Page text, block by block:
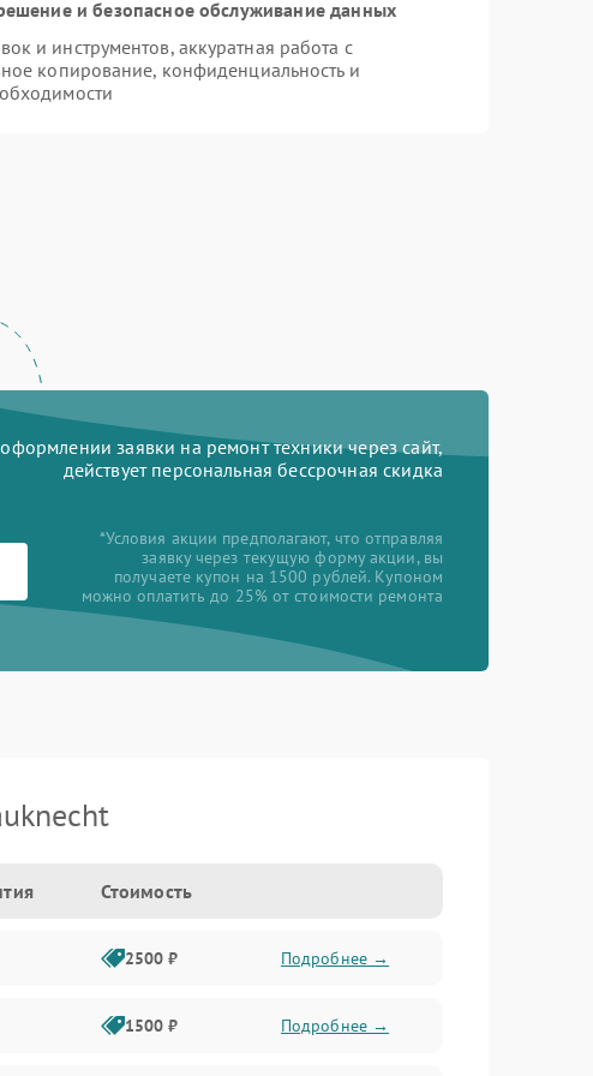
и безопасное обслуживание данных
и инструментов, аккуратная работа с
копирование, конфиденциальность и
заявки на ремонт техники через сайт,
действует персональная бессрочная скидка
*Условия акции предполагают, что отправляя
заявку через текущую форму акции, вы
получаете купон на 1500 рублей. Купоном
можно оплатить до 25% от стоимости ремонта
Стоимость
2500 ₽ Подробнее →
1500 ₽ Подробнее →